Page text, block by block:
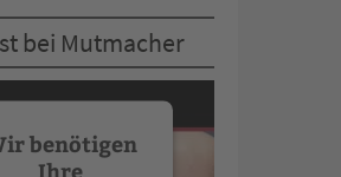
bei Mutmacher
benötigen
Ihre